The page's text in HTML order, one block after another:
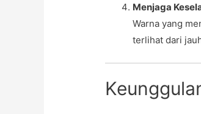
Menjaga
Warna yang
terlihat dari